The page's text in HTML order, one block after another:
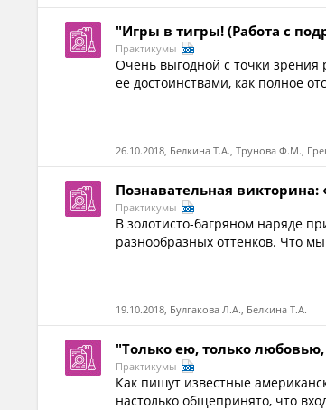
"Игры в тигры! (Работа с
Практикумы
Очень выгодной с точки зрения
ее достоинствами, как полное
26.10.2018, Белкина Т.А., Трунова Ф.М.,
Познавательная викторина:
Практикумы
В золотисто-багряном наряде
разнообразных оттенков. Что
19.10.2018, Булгакова Л.А., Белкина Т.А.
"Только ею, только
Практикумы
Как пишут известные
настолько общепринято, что